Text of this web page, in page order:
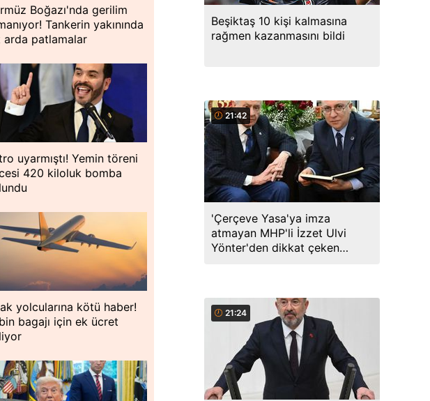
Boğazı'nda gerilim
Tankerin yakınında
arda patlamalar
uyarmıştı! Yemin töreni
420 kiloluk bomba
yolcularına kötü haber!
bagajı için ek ücret
Beşiktaş 10 kişi kalmasına
rağmen kazanmasını bildi
21:42
'Çerçeve Yasa'ya imza
atmayan MHP'li İzzet Ulvi
Yönter'den dikkat çeken
21:24